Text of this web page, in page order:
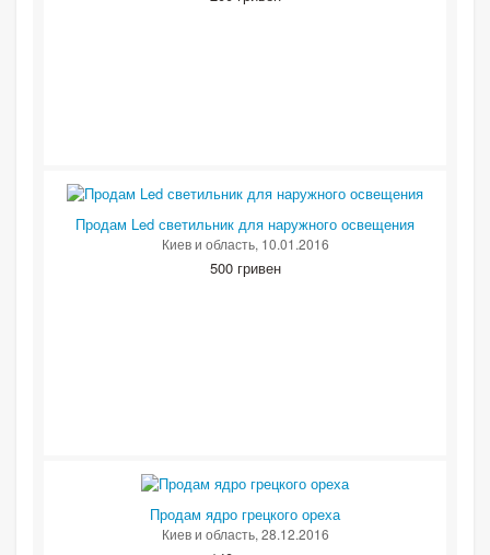
Продам Led светильник для наружного освещения
Киев и область, 10.01.2016
500 гривен
Продам ядро грецкого ореха
Киев и область, 28.12.2016